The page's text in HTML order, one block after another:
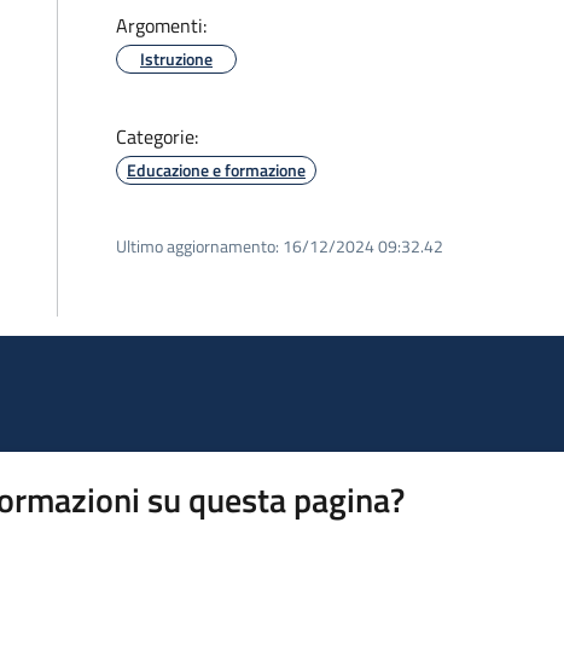
Argomenti:
Istruzione
Categorie:
Educazione e formazione
Ultimo aggiornamento: 16/12/2024 09:32.42
su questa pagina?